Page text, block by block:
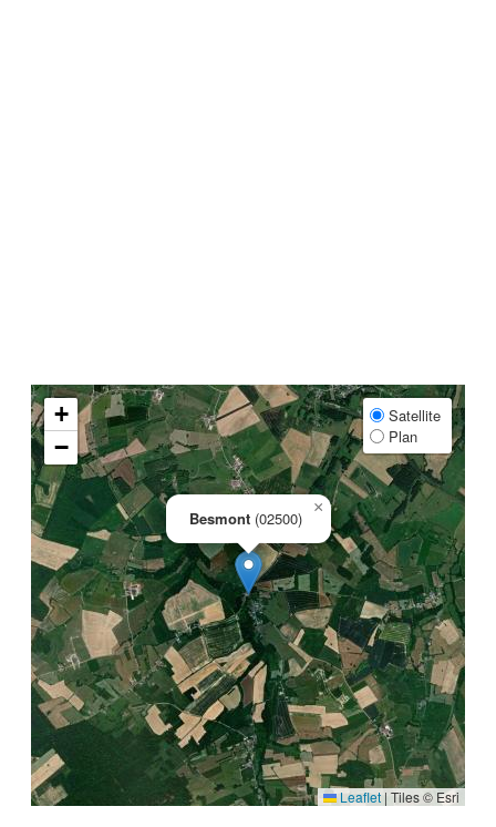
Besmont (02500)
×
+
−
Satellite
Plan
Leaflet | Tiles © Esri